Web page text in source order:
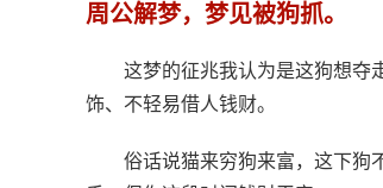
周公解梦，梦见被狗抓。
这梦的征兆我认为是这狗想夺
饰、不轻易借人钱财。
俗话说猫来穷狗来富，这下狗